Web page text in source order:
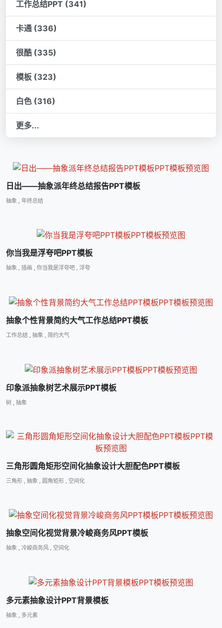
工作总结PPT (341)
卡通 (336)
很酷 (335)
模板 (323)
白色 (316)
更多...
日出――抽象派年终总结报告PPT模板
抽象 , 年终总结
你当我是浮夸吧PPT模板
抽象 , 插画 , 你当我是浮夸吧 , 浮夸
抽象个性背景简约大气工作总结PPT模板
工作总结 , 抽象 , 简约大气
印象派抽象树艺术展示PPT模板
树 抽象
三角形圆角矩形空间化抽象设计大胆配色PPT模板
三角形 抽象 圆角矩形 空间化
抽象空间化视觉背景冷峻商务风PPT模板
抽象 , 冷峻商务风 , 空间化
多元素抽象设计PPT背景模板
抽象 , 多元素